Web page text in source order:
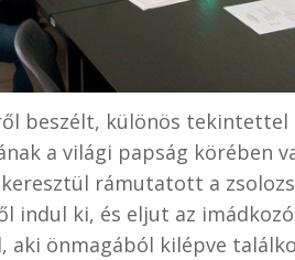
beszélt, különös tekintettel
a világi papság körében
rámutatott a
indul ki, és eljut az
aki önmagából kilépve